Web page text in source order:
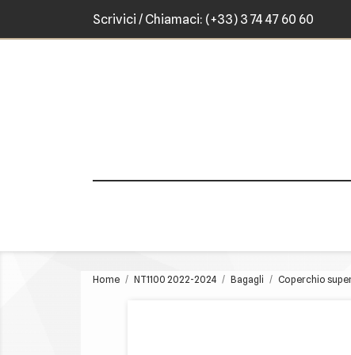
Scrivici / Chiamaci: (+33) 3 74 47 60 60
Home NT1100 2022-2024 Bagagli Coperchio